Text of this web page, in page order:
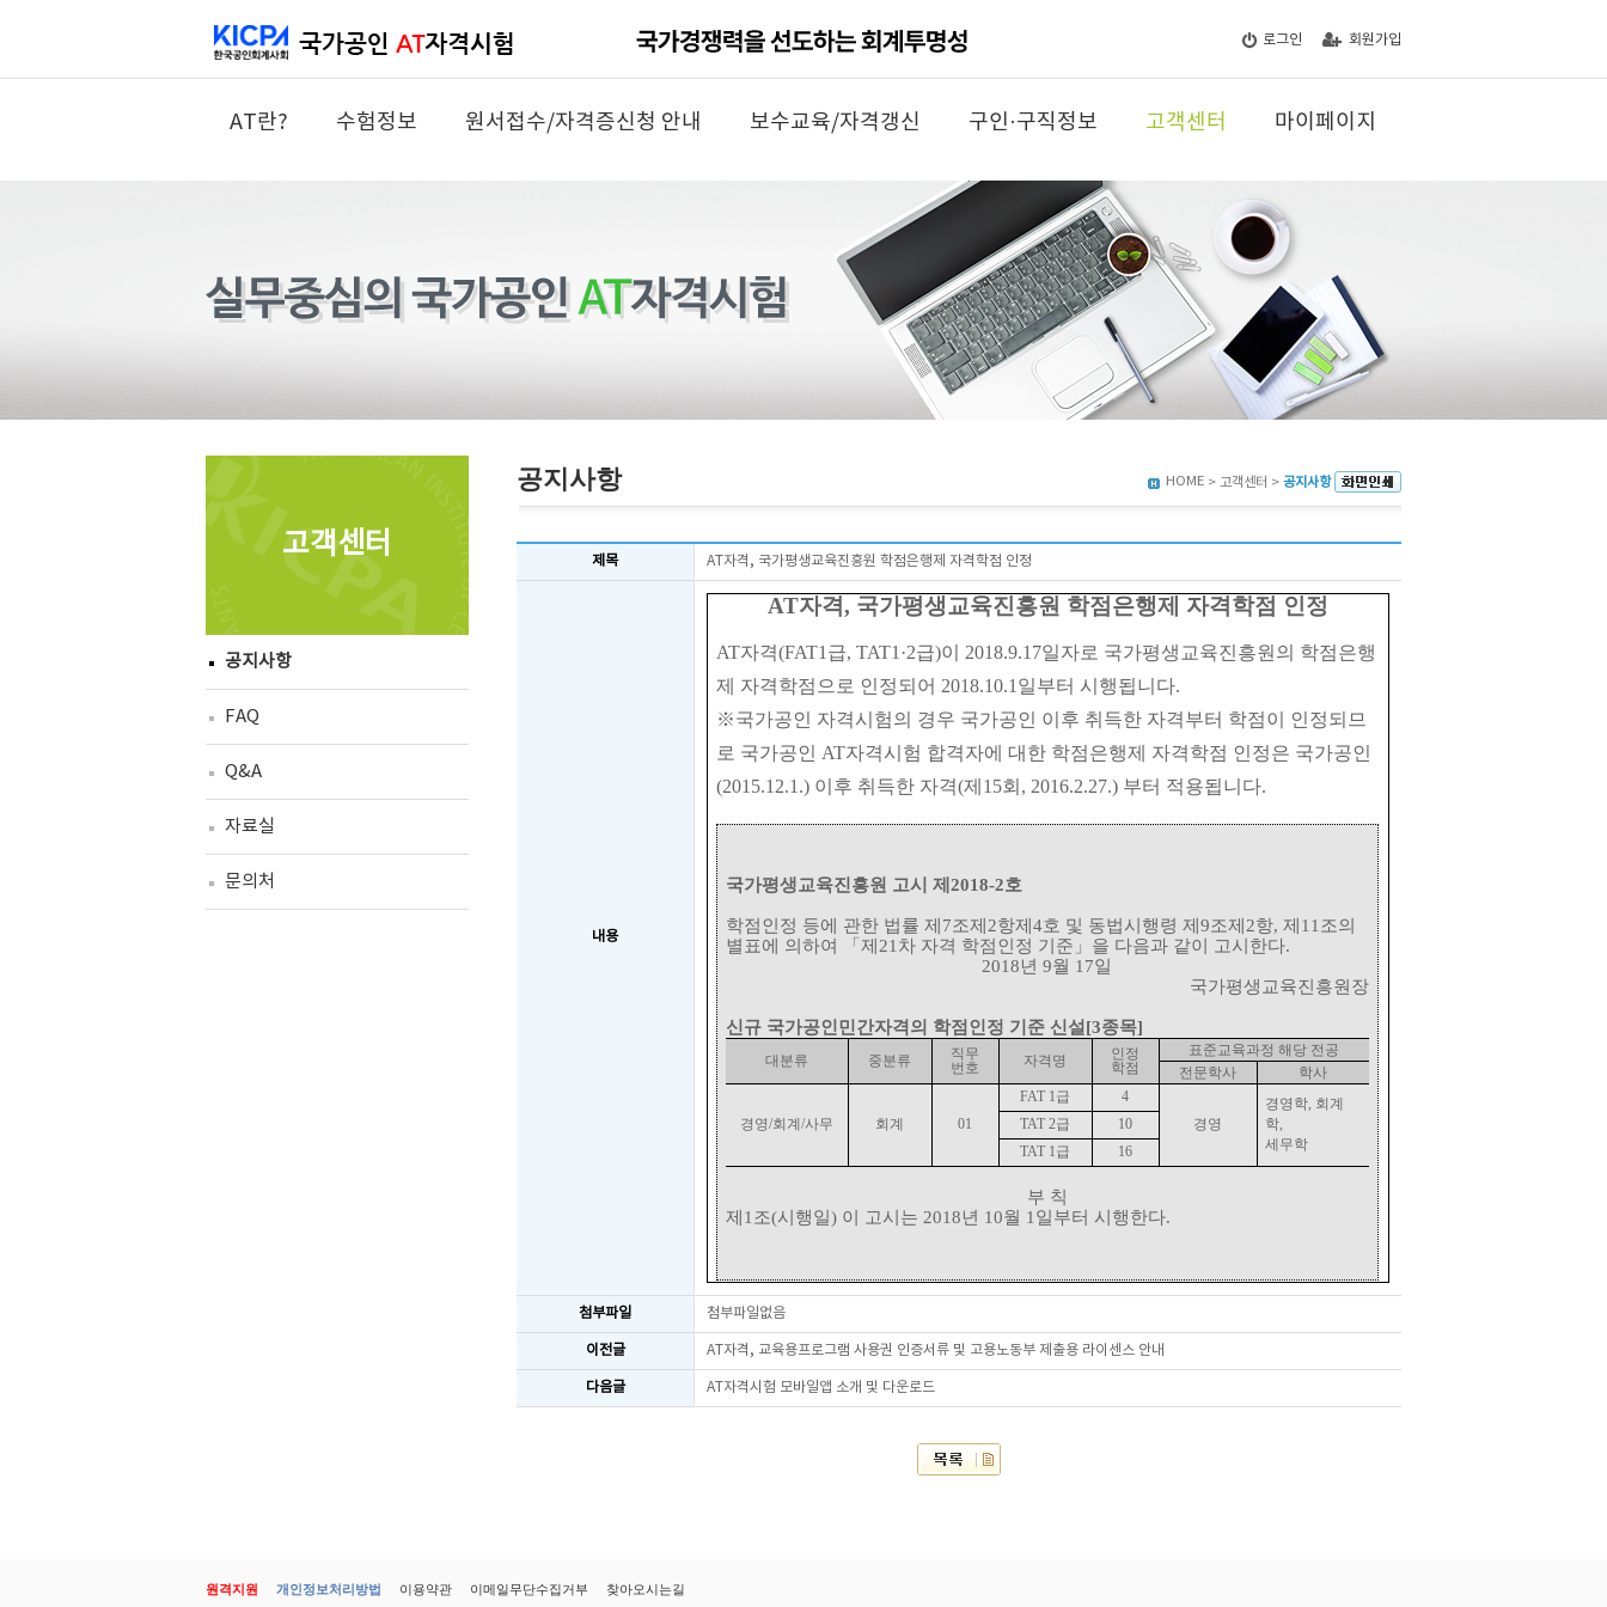
로그인 회원가입
AT란? 수험정보 원서접수/자격증신청 안내 보수교육/자격갱신 구인·구직정보 고객센터 마이페이지
고객센터
공지사항
FAQ
Q&A
자료실
문의처
공지사항 HOME > 고객센터 > 공지사항
제목 AT자격, 국가평생교육진흥원 학점은행제 자격학점 인정
내용
AT자격, 국가평생교육진흥원 학점은행제 자격학점 인정
AT자격(FAT1 급, TAT1·2급)이 2018.9.17일자로 국가평생교육진흥원의 학점은행
제 자격학점으로 인정되어 2018.10.1일부터 시행됩니다.
※국가공인 자격시험의 경우 국가공인 이후 취득한 자격부터 학점이 인정되므
로 국가공인 AT자격시험 합격자에 대한 학점은행제 자격학점 인정은 국가공인
(2015.12.1.) 이후 취득한 자격(제15회, 2016.2.27.) 부터 적용됩니다.
국가평생교육진흥원 고시 제 2018-2호
학점인정 등에 관한 법률 제 7조제 2항제 4호 및 동법시행령 제 9조제 2항, 제 11 조의
별표에 의하여
「 제 21 차 자격 학점인정 기준 」 을 다음과 같이 고시한다.
2018년9월 17일
국가평생교육진흥원장
신규 국가공인민간자격의 학점인정 기준 신설 [3종목]
대분류 중분류
직무
번호
자격명
인정
학점
표준교육과정 해당 전공
전문학사
학사
경영/회계 /사무 회계 01
FAT 1급
4
경영
경영학, 회계
학,
세무학
TAT 2급
10
TAT 1급 16
부 칙
제 1 조(시행일) 이 고시는 2018년 10월 1 일부터 시행한다.
첨부파일 첨부파일없음
이전글 AT자격, 교육용프로그램 사용권 인증서류 및 고용노동부 제출용 라이센스 안내
다음글 AT자격시험 모바일앱 소개 및 다운로드
원격지원 개인정보처리방법 이용약관 이메일무단수집거부 찾아오시는길